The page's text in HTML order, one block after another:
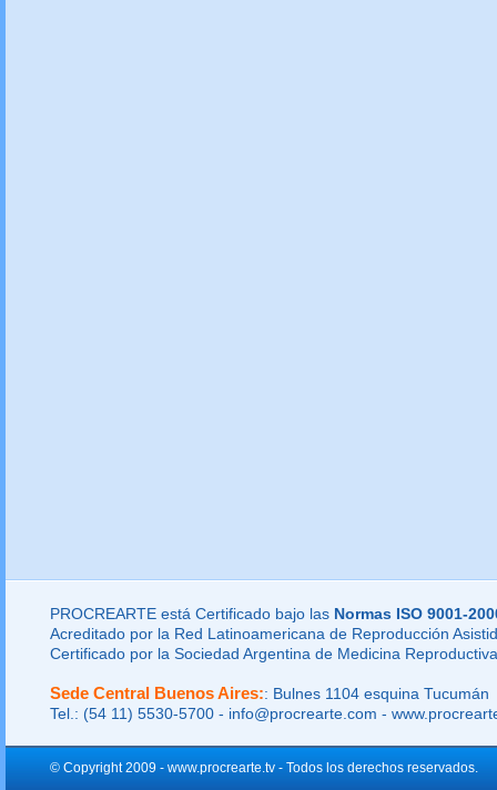
PROCREARTE está Certificado bajo las Normas ISO 9001-
Acreditado por la Red Latinoamericana de Reproducción
Certificado por la Sociedad Argentina de Medicina
Sede Central Buenos Aires:: Bulnes 1104 esquina Tucumán
Tel.: (54 11) 5530-5700 - info@procrearte.com -
© Copyright 2009 - www.procrearte.tv - Todos los derechos reservados.